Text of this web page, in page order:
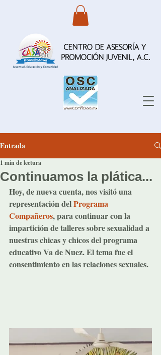
Entrada
Continuamos la plática...
1 min de lectura
Hoy, de nueva cuenta, nos visitó una
representación del Programa
Compañeros, para continuar con la
impartición de talleres sobre sexualidad a
nuestras chicas y chicos del programa
educativo Va de Nuez. El tema fue el
consentimiento en las relaciones sexuales.